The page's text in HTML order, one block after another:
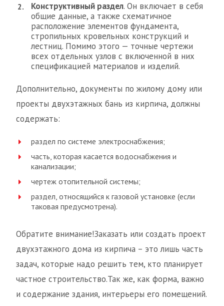
Конструктивный раздел. Он включает в себя
общие данные, а также схематичное
расположение элементов фундамента,
стропильных кровельных конструкций и
лестниц. Помимо этого — точные чертежи
всех отдельных узлов с включенной в них
спецификацией материалов и изделий.
Дополнительно, документы по жилому дому или
проекты двухэтажных бань из кирпича, должны
содержать:
раздел по системе электроснабжения;
часть, которая касается водоснабжения и
канализации;
чертеж отопительной системы;
раздел, относящийся к газовой установке (если
таковая предусмотрена).
Обратите внимание!Заказать или создать проект
двухэтажного дома из кирпича – это лишь часть
задач, которые надо решить тем, кто планирует
частное строительство.Так же, как форма, важно
и содержание здания, интерьеры его помещений.